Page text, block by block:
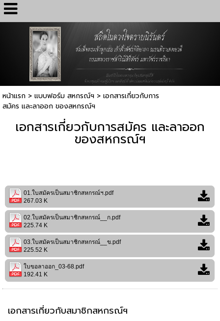
หน้าแรก> แบบฟอร์ม สหกรณ์ฯ> เอกสารเกี่ยวกับการ
สมัคร และลาออก ของสหกรณ์ฯ
เอกสารเกี่ยวกับการสมัคร และลาออก
ของสหกรณ์ฯ
01.ใบสมัครเป็นสมาชิกสหกรณ์ฯ.pdf
267.03 K
02.ใบสมัครเป็นสมาชิกสหกรณ์__ก.pdf
225.74 K
03.ใบสมัครเป็นสมาชิกสหกรณ์__ข.pdf
225.52 K
ใบขอลาออก_03-68.pdf
192.41 K
เอกสารเกี่ยวกับสมาชิกสหกรณ์ฯ